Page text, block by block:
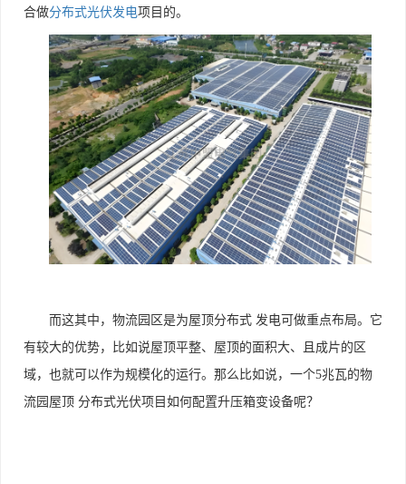
合做分布式光伏发电项目的。
而这其中，物流园区是为屋顶分布式 发电可做重点布局。它
有较大的优势，比如说屋顶平整、屋顶的面积大、且成片的区
域，也就可以作为规模化的运行。那么比如说，一个5兆瓦的物
流园屋顶 分布式光伏项目如何配置升压箱变设备呢？